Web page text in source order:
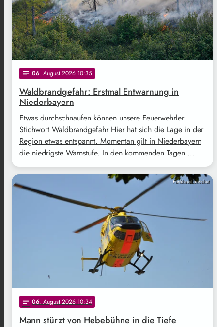
notes 06. August 2026 10:35
Waldbrandgefahr: Erstmal Entwarnung in
Niederbayern
Etwas durchschnaufen können unsere Feuerwehrler.
Stichwort Waldbrandgefahr Hier hat sich die Lage in der
Region etwas entspannt. Momentan gilt in Niederbayern
die niedrigste Warnstufe. In den kommenden Tagen …
FunkhausLandshut
notes 06. August 2026 10:34
Mann stürzt von Hebebühne in die Tiefe